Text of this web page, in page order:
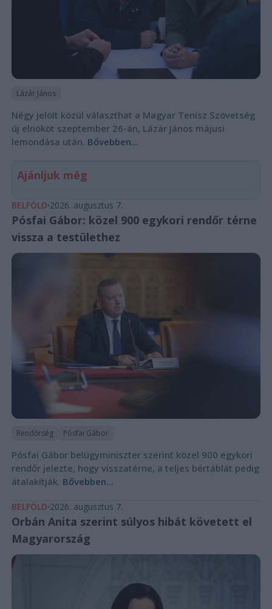
Lázár János
Négy jelölt közül választhat a Magyar Tenisz Szövetség
új elnököt szeptember 26-án, Lázár János májusi
lemondása után. Bővebben...
Ajánljuk még
BELFÖLD 2026. augusztus 7.
Pósfai Gábor: közel 900 egykori rendőr térne
vissza a testülethez
Rendőrség Pósfai Gábor
Pósfai Gábor belügyminiszter szerint közel 900 egykori
rendőr jelezte, hogy visszatérne, a teljes bértáblát pedig
átalakítják. Bővebben...
BELFÖLD 2026. augusztus 7.
Orbán Anita szerint súlyos hibát követett el
Magyarország